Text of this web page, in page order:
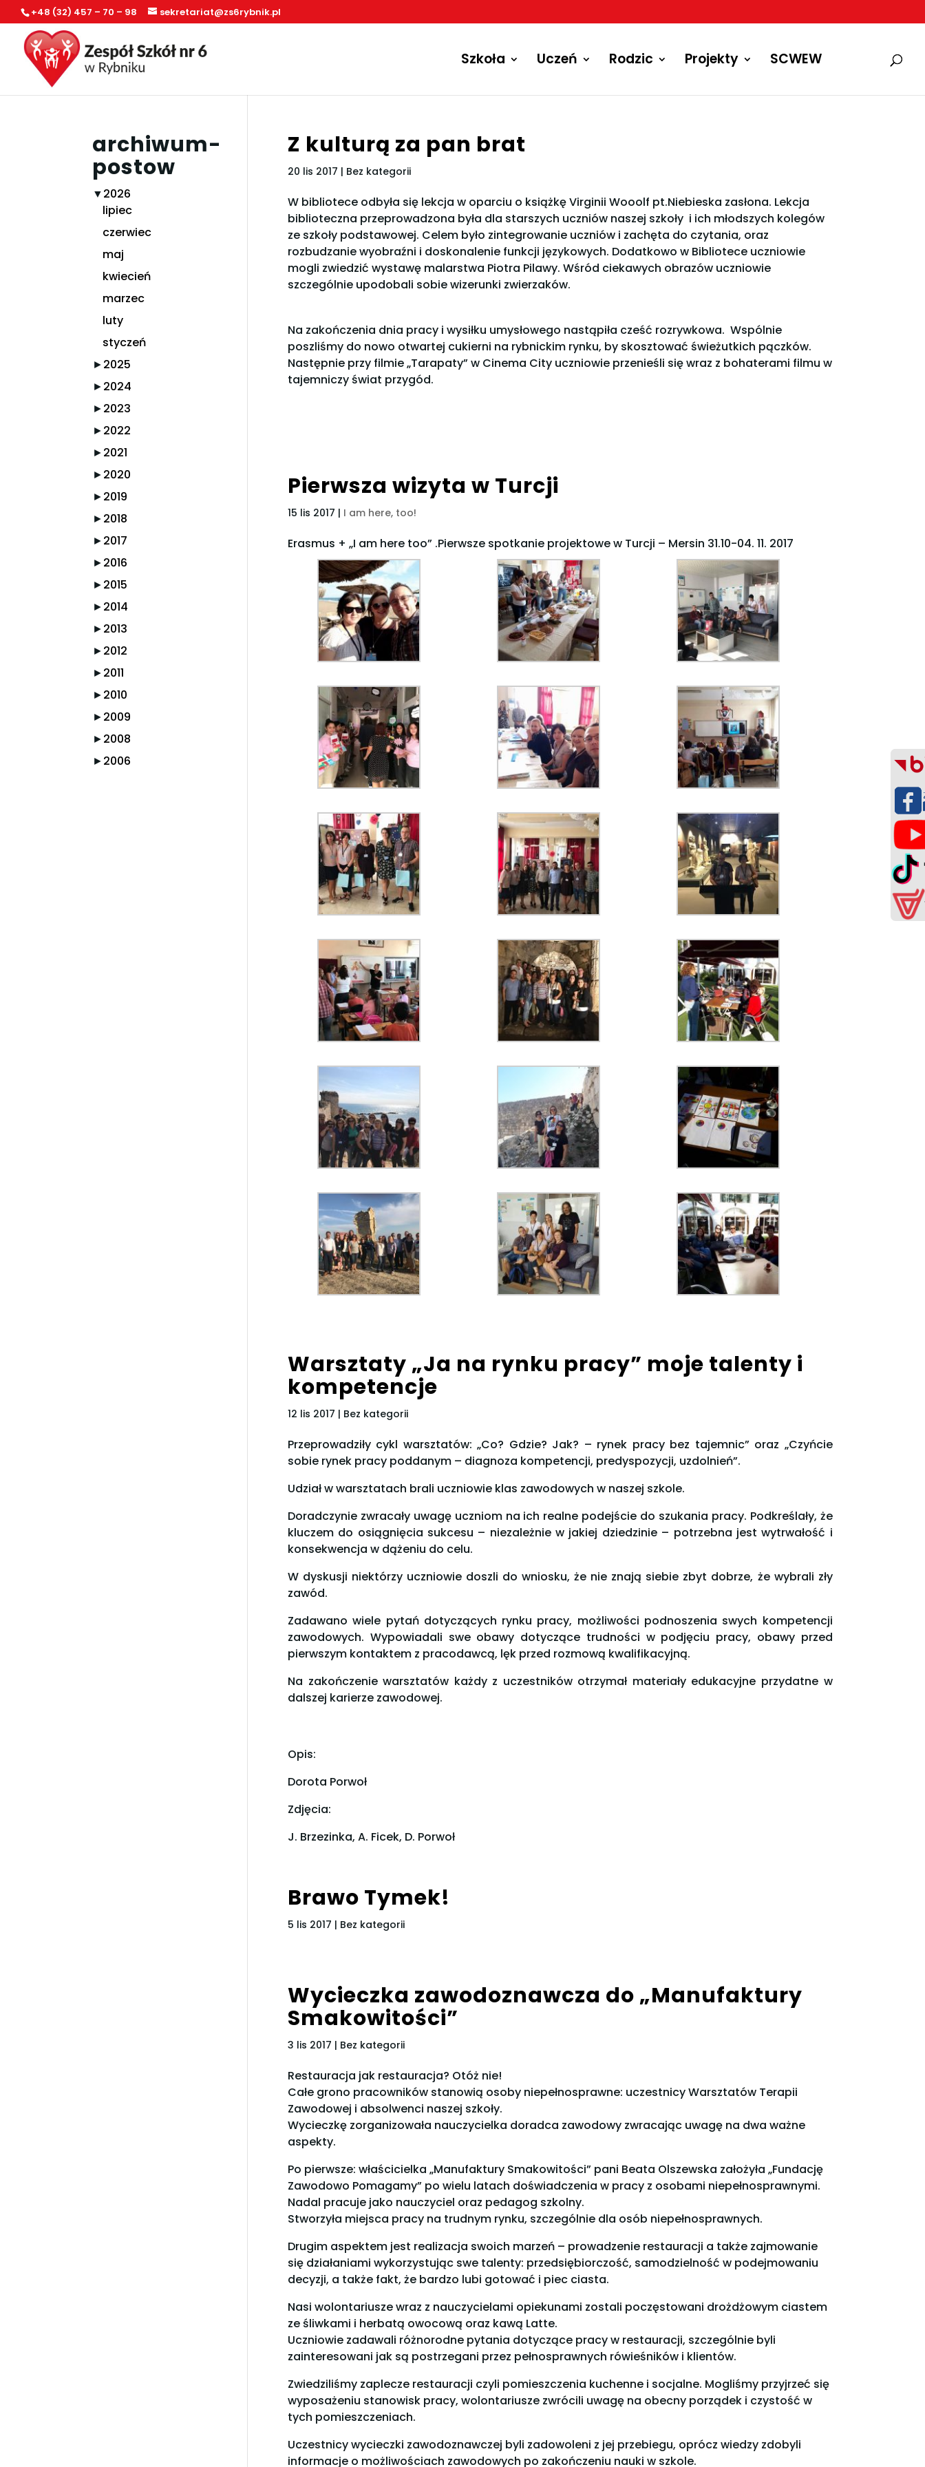
+48 (32) 457 – 70 – 98 sekretariat@zs6rybnik.pl
Szkoła Uczeń Rodzic Projekty SCWEW
Z kulturą za pan brat
20 lis 2017 | Bez kategorii
W bibliotece odbyła się lekcja w oparciu o książkę Virginii Wooolf pt.Niebieska zasłona. Lekcja
biblioteczna przeprowadzona była dla starszych uczniów naszej szkoły i ich młodszych kolegów
ze szkoły podstawowej. Celem było zintegrowanie uczniów i zachęta do czytania, oraz
rozbudzanie wyobraźni i doskonalenie funkcji językowych. Dodatkowo w Bibliotece uczniowie
mogli zwiedzić wystawę malarstwa Piotra Pilawy. Wśród ciekawych obrazów uczniowie
szczególnie upodobali sobie wizerunki zwierzaków.
Na zakończenia dnia pracy i wysiłku umysłowego nastąpiła cześć rozrywkowa. Wspólnie
poszliśmy do nowo otwartej cukierni na rybnickim rynku, by skosztować świeżutkich pączków.
Następnie przy filmie „Tarapaty” w Cinema City uczniowie przenieśli się wraz z bohaterami filmu w
tajemniczy świat przygód.
Pierwsza wizyta w Turcji
15 lis 2017 | I am here, too!
Erasmus + „I am here too” .Pierwsze spotkanie projektowe w Turcji – Mersin 31.10-04. 11. 2017
Warsztaty „Ja na rynku pracy” moje talenty i
kompetencje
12 lis 2017 | Bez kategorii
Przeprowadziły cykl warsztatów: „Co? Gdzie? Jak? – rynek pracy bez tajemnic” oraz „Czyńcie
sobie rynek pracy poddanym – diagnoza kompetencji, predyspozycji, uzdolnień”.
Udział w warsztatach brali uczniowie klas zawodowych w naszej szkole.
Doradczynie zwracały uwagę uczniom na ich realne podejście do szukania pracy. Podkreślały, że
kluczem do osiągnięcia sukcesu – niezależnie w jakiej dziedzinie – potrzebna jest wytrwałość i
konsekwencja w dążeniu do celu.
W dyskusji niektórzy uczniowie doszli do wniosku, że nie znają siebie zbyt dobrze, że wybrali zły
zawód.
Zadawano wiele pytań dotyczących rynku pracy, możliwości podnoszenia swych kompetencji
zawodowych. Wypowiadali swe obawy dotyczące trudności w podjęciu pracy, obawy przed
pierwszym kontaktem z pracodawcą, lęk przed rozmową kwalifikacyjną.
Na zakończenie warsztatów każdy z uczestników otrzymał materiały edukacyjne przydatne w
dalszej karierze zawodowej.
Opis:
Dorota Porwoł
Zdjęcia:
J. Brzezinka, A. Ficek, D. Porwoł
Brawo Tymek!
5 lis 2017 | Bez kategorii
Wycieczka zawodoznawcza do „Manufaktury
Smakowitości”
3 lis 2017 | Bez kategorii
Restauracja jak restauracja? Otóż nie!
Całe grono pracowników stanowią osoby niepełnosprawne: uczestnicy Warsztatów Terapii
Zawodowej i absolwenci naszej szkoły.
Wycieczkę zorganizowała nauczycielka doradca zawodowy zwracając uwagę na dwa ważne
aspekty.
Po pierwsze: właścicielka „Manufaktury Smakowitości” pani Beata Olszewska założyła „Fundację
Zawodowo Pomagamy” po wielu latach doświadczenia w pracy z osobami niepełnosprawnymi.
Nadal pracuje jako nauczyciel oraz pedagog szkolny.
Stworzyła miejsca pracy na trudnym rynku, szczególnie dla osób niepełnosprawnych.
Drugim aspektem jest realizacja swoich marzeń – prowadzenie restauracji a także zajmowanie
się działaniami wykorzystując swe talenty: przedsiębiorczość, samodzielność w podejmowaniu
decyzji, a także fakt, że bardzo lubi gotować i piec ciasta.
Nasi wolontariusze wraz z nauczycielami opiekunami zostali poczęstowani drożdżowym ciastem
ze śliwkami i herbatą owocową oraz kawą Latte.
Uczniowie zadawali różnorodne pytania dotyczące pracy w restauracji, szczególnie byli
zainteresowani jak są postrzegani przez pełnosprawnych rówieśników i klientów.
Zwiedziliśmy zaplecze restauracji czyli pomieszczenia kuchenne i socjalne. Mogliśmy przyjrzeć się
wyposażeniu stanowisk pracy, wolontariusze zwrócili uwagę na obecny porządek i czystość w
tych pomieszczeniach.
Uczestnicy wycieczki zawodoznawczej byli zadowoleni z jej przebiegu, oprócz wiedzy zdobyli
informacje o możliwościach zawodowych po zakończeniu nauki w szkole.
archiwum-
postow
▼2026
lipiec
czerwiec
maj
kwiecień
marzec
luty
styczeń
►2025
►2024
►2023
►2022
►2021
►2020
►2019
►2018
►2017
►2016
►2015
►2014
►2013
►2012
►2011
►2010
►2009
►2008
►2006